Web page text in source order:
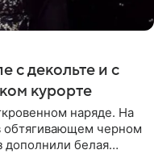
с декольте и с
курорте
наряде. На
обтягивающем черном
дополнили белая